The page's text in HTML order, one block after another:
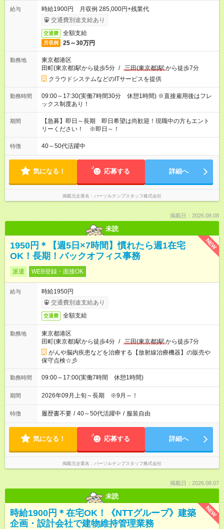
給与
時給1900円 月収例 285,000円+残業代
交通費別途支給あり
交通費 全額支給
月収例 25～30万円
勤務地
東京都港区
田町(東京都)駅から徒歩5分 / 三田(東京都)駅から徒歩7分
クラウドシステムなどのITサービスを提供
勤務時間
09:00～17:30(実働7時間30分 休憩1時間) ※直接雇用後はフレ
ックス制度あり！
期間
【急募】即日～長期 即日希望は尚歓迎！現職中の方もエント
リーください！ ※即日～！
特徴 40～50代活躍中
気になる！ 応募する 詳細へ
掲載元企業名 パーソルテンプスタッフ株式会社
掲載日：2026.08.08
未読
NEW
1950円＊【週5日×7時間】慣れたら週1在宅
OK！長期！バックオフィス事務
派遣 WEB登録・面接OK
給与
時給1950円
交通費別途支給あり
交通費 全額支給
勤務地
東京都港区
田町(東京都)駅から徒歩4分 / 三田(東京都)駅から徒歩7分
がんや脳内疾患などを治療する【放射線治療機器】の販売や
保守点検☆彡
勤務時間 09:00～17:00(実働7時間 休憩1時間)
期間 2026年09月上旬～長期 ※9月～！
特徴 履歴書不要 / 40～50代活躍中 / 服装自由
気になる！ 応募する 詳細へ
掲載元企業名 パーソルテンプスタッフ株式会社
掲載日：2026.08.07
未読
NEW
時給1900円＊在宅OK！《NTTグループ》建築
企画・設計会社で建物維持管理業務